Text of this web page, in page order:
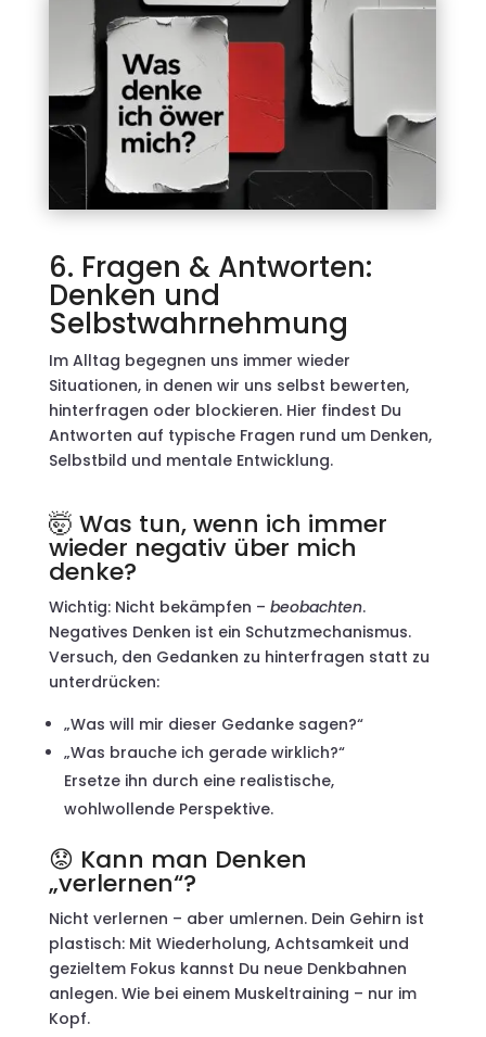
6. Fragen & Antworten:
Denken und
Selbstwahrnehmung
Im Alltag begegnen uns immer wieder
Situationen, in denen wir uns selbst bewerten,
hinterfragen oder blockieren. Hier findest Du
Antworten auf typische Fragen rund um Denken,
Selbstbild und mentale Entwicklung.
🤯 Was tun, wenn ich immer
wieder negativ über mich
denke?
Wichtig: Nicht bekämpfen – beobachten.
Negatives Denken ist ein Schutzmechanismus.
Versuch, den Gedanken zu hinterfragen statt zu
unterdrücken:
„Was will mir dieser Gedanke sagen?“
„Was brauche ich gerade wirklich?“
Ersetze ihn durch eine realistische,
wohlwollende Perspektive.
😟 Kann man Denken
„verlernen“?
Nicht verlernen – aber umlernen. Dein Gehirn ist
plastisch: Mit Wiederholung, Achtsamkeit und
gezieltem Fokus kannst Du neue Denkbahnen
anlegen. Wie bei einem Muskeltraining – nur im
Kopf.